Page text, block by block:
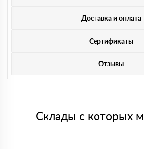
Доставка и оплата
Сертификаты
Отзывы
Склады с которых